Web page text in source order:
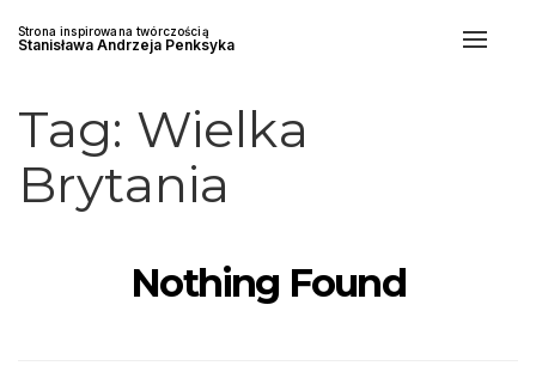
Strona inspirowana twórczością
Stanisława Andrzeja Penksyka
Toggle
Tag: Wielka
Brytania
Nothing Found